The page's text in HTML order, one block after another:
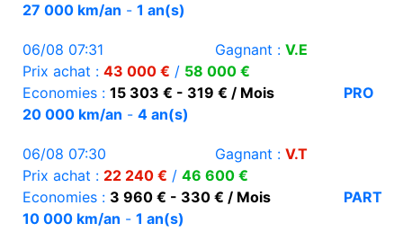
27 000 km/an - 1 an(s)
06/08 07:31 Gagnant : V.E
Prix achat : 43 000 € / 58 000 €
Economies : 15 303 € - 319 € / Mois
PRO
20 000 km/an - 4 an(s)
06/08 07:30 Gagnant : V.T
Prix achat : 22 240 € / 46 600 €
Economies : 3 960 € - 330 € / Mois
PART
10 000 km/an - 1 an(s)